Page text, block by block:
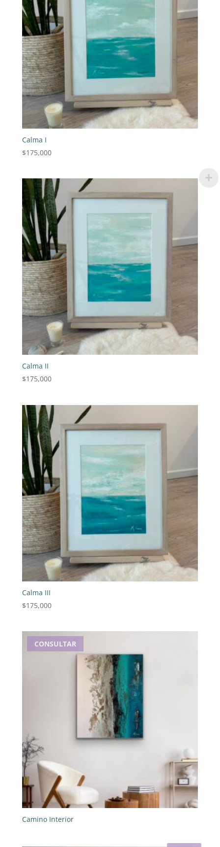
Calma I
$175,000
Calma II
$175,000
Calma III
$175,000
CONSULTAR
Camino Interior